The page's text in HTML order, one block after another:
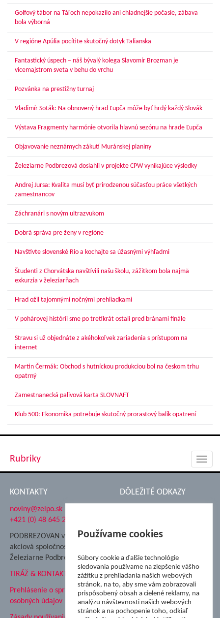
Golfový tábor na Táľoch nepokazilo ani chladnejšie počasie, zábava
bola výborná
V regióne Apúlia pocítite skutočný dotyk Talianska
Fantastický úspech – náš bývalý kolega Slavomír Brozman je
vicemajstrom sveta v behu do vrchu
Pozvánka na prestížny turnaj
Vladimír Soták: Na obnovený hrad Ľupča môže byť hrdý každý Slovák
Výstava Fragmenty harmónie otvorila hlavnú sezónu na hrade Ľupča
Objavovanie neznámych zákutí Muránskej planiny
Železiarne Podbrezová dosiahli v projekte CPW vynikajúce výsledky
Andrej Jursa: Kvalita musí byť prirodzenou súčasťou práce všetkých
zamestnancov
Záchranári s novým ultrazvukom
Dobrá správa pre ženy v regióne
Navštívte slovenské Rio a kochajte sa úžasnými výhľadmi
Študenti z Chorvátska navštívili našu školu, zážitkom bola najmä
exkurzia v železiarňach
Hrad ožil tajomnými nočnými prehliadkami
V pohárovej histórii sme po tretíkrát ostali pred bránami finále
Stravu si už objednáte z akéhokoľvek zariadenia s prístupom na
internet
Martin Čermák: Obchod s hutníckou produkciou bol na českom trhu
opatrný
Zamestnanecká palivová karta SLOVNAFT
Klub 500: Ekonomika potrebuje skutočný prorastový balík opatrení
Rubriky
KONTAKTY
noviny@zelpo.sk
+421 (0) 48 645 2711
PODBREZOVAN vydáva
akciová spoločnosť
Železiarne Podbrezová
TIRÁŽ & KONTAKT
Prehlásenie o spracovaní
osobných údajov
DÔLEŽITÉ ODKAZY
Nadácia Železiarne
ŽP Informatika s.r.o.
ŠK Železiarne Podbrezová
Tále a.s.
Používame cookies
Súbory cookie a ďalšie technológie
sledovania používame na zlepšenie vášho
zážitku z prehliadania našich webových
stránok, na to, aby sme vám zobrazovali
prispôsobený obsah a cielené reklamy, na
analýzu návštevnosti našich webových
stránok a na pochopenie toho, odkiaľ